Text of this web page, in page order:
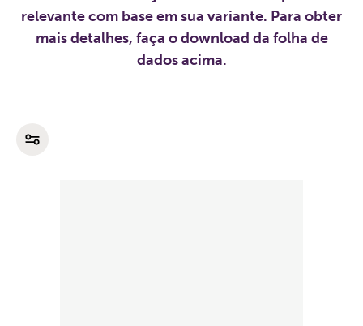
relevante com base em sua variante. Para obter
mais detalhes, faça o download da folha de
dados acima.